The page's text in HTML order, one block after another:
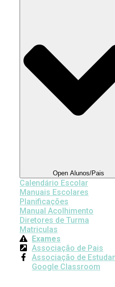
Open Alunos/Pais
Calendário Escolar
Manuais Escolares
Planificações
Manual Acolhimento
Diretores de Turma
Matriculas
Exames
Associação de Pais
Associação de
Google Classroom